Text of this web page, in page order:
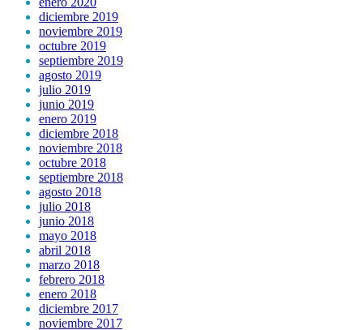
diciembre 2019
noviembre 2019
octubre 2019
septiembre 2019
agosto 2019
julio 2019
junio 2019
enero 2019
diciembre 2018
noviembre 2018
octubre 2018
septiembre 2018
agosto 2018
julio 2018
junio 2018
mayo 2018
abril 2018
marzo 2018
febrero 2018
enero 2018
diciembre 2017
noviembre 2017